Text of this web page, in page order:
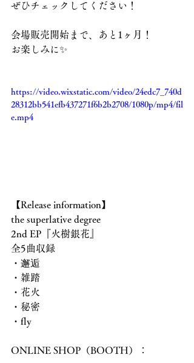
ぜひチェックしてください！
会場販売開始まで、あと1ヶ月！
お楽しみに✨️
https://video.wixstatic.com/video/24edc7_740d
28312bb541efb437271f6b2b2708/1080p/mp4/fil
e.mp4
【Release information】
the superlative degree
2nd EP『火樹銀花』
全5曲収録
・邂逅
・雑踏
・花火
・秘密
・fly
ONLINE SHOP（BOOTH）：